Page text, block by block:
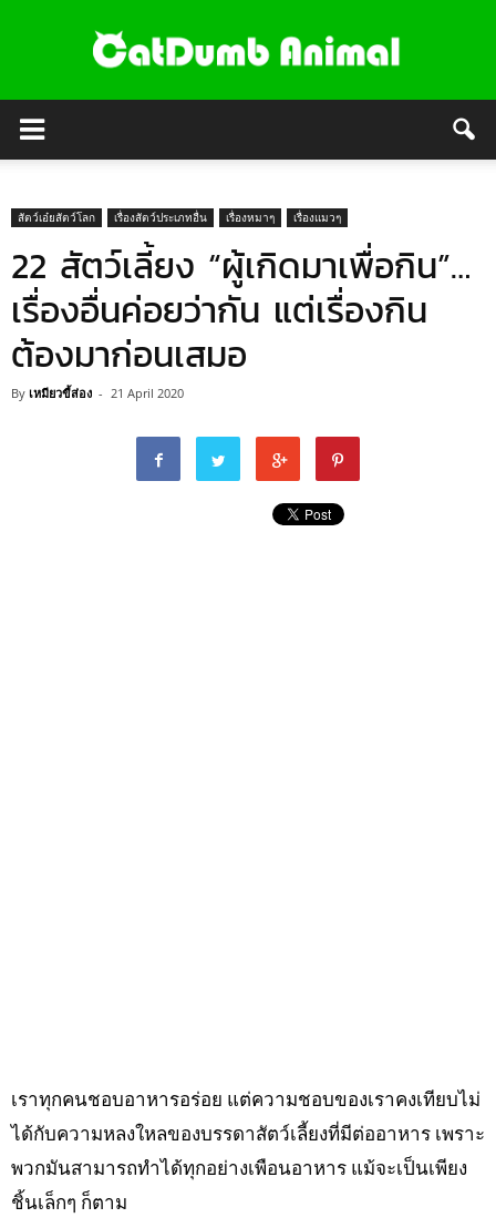
สัตว์เอ๋ยสัตว์โลก เรื่องสัตว์ประเภทอื่น เรื่องหมาๆ เรื่องแมวๆ
22 สัตว์เลี้ยง “ผู้เกิดมาเพื่อกิน”…
เรื่องอื่นค่อยว่ากัน แต่เรื่องกิน
ต้องมาก่อนเสมอ
By เหมียวขี้ส่อง - 21 April 2020
เราทุกคนชอบอาหารอร่อย แต่ความชอบของเราคงเทียบไม่
ได้กับความหลงใหลของบรรดาสัตว์เลี้ยงที่มีต่ออาหาร เพราะ
พวกมันสามารถทำได้ทุกอย่างเพือนอาหาร แม้จะเป็นเพียง
ชิ้นเล็กๆ ก็ตาม